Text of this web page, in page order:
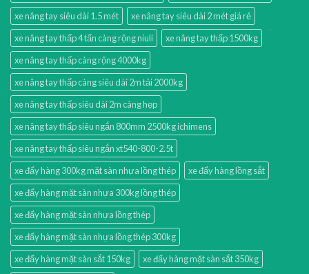
xe nâng tay siêu dài 1.5 mét
xe nâng tay siêu dài 2 mét giá rẻ
xe nâng tay thấp 4 tấn càng rộng niuli
xe nâng tay thấp 1500kg
xe nâng tay thấp càng rộng 4000kg
xe nâng tay thấp càng siêu dài 2m tải 2000kg
xe nâng tay thấp siêu dài 2m càng hẹp
xe nâng tay thấp siêu ngắn 800mm 2500kg ichimens
xe nâng tay thấp siêu ngắn xt540-800-2.5t
xe đẩy hàng 300kg mặt sàn nhựa lồng thép
xe đẩy hàng lồng sắt
xe đẩy hàng mặt sàn nhựa 300kg lồng thép
xe đẩy hàng mặt sàn nhựa lồng thép
xe đẩy hàng mặt sàn nhựa lồng thép 300kg
xe đẩy hàng mặt sàn sắt 150kg
xe đẩy hàng mặt sàn sắt 350kg